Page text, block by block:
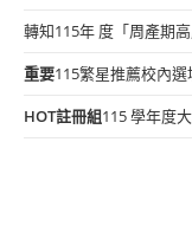
轉知115年 度「周產期
重要115繁星推薦校內選
HOT註冊組115 學年度